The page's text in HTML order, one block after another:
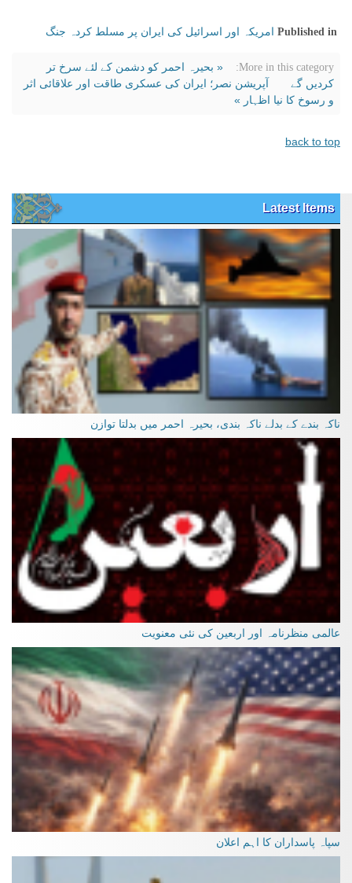
Published in امریکہ اور اسرائیل کی ایران پر مسلط کردہ جنگ
More in this category:
« بحیرہ احمر کو دشمن کے لئے سرخ تر
کردیں گے
آپریشن نصر؛ ایران کی عسکری طاقت اور علاقائی اثر
و رسوخ کا نیا اظہار »
back to top
Latest Items
ناکہ بندے کے بدلے ناکہ بندی، بحیرہ احمر میں بدلتا توازن
عالمی منظرنامہ اور اربعین کی نئی معنویت
سپاہ پاسداران کا اہم اعلان